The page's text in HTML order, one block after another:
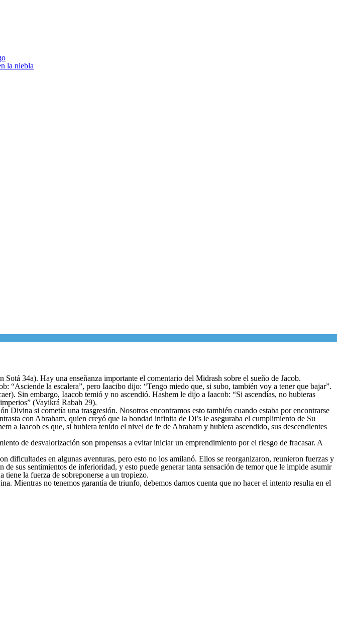
la niebla
34a). Hay una enseñanza importante el comentario del Midrash sobre el sueño de Jacob.
“Asciende la escalera”, pero Iaacibo dijo: “Tengo miedo que, si subo, también voy a tener que bajar”.
Sin embargo, Iaacob temió y no ascendió. Hashem le dijo a Iaacob: “Si ascendías, no hubieras
(Vayikrá Rabah 29).
Divina si cometía una trasgresión. Nosotros encontramos esto también cuando estaba por encontrarse
con Abraham, quien creyó que la bondad infinita de Di’s le aseguraba el cumplimiento de Su
a Iaacob es que, si hubiera tenido el nivel de fe de Abraham y hubiera ascendido, sus descendientes
de desvalorización son propensas a evitar iniciar un emprendimiento por el riesgo de fracasar. A
dificultades en algunas aventuras, pero esto no los amilanó. Ellos se reorganizaron, reunieron fuerzas y
sus sentimientos de inferioridad, y esto puede generar tanta sensación de temor que le impide asumir
la fuerza de sobreponerse a un tropiezo.
Mientras no tenemos garantía de triunfo, debemos darnos cuenta que no hacer el intento resulta en el